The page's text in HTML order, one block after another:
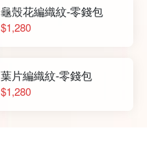
龜殼花編織紋-零錢包
$1,280
葉片編織紋-零錢包
$1,280